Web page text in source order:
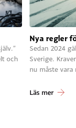
och
Nya regler
Sedan 2024
Sverige.
nu måste vara
Läs mer